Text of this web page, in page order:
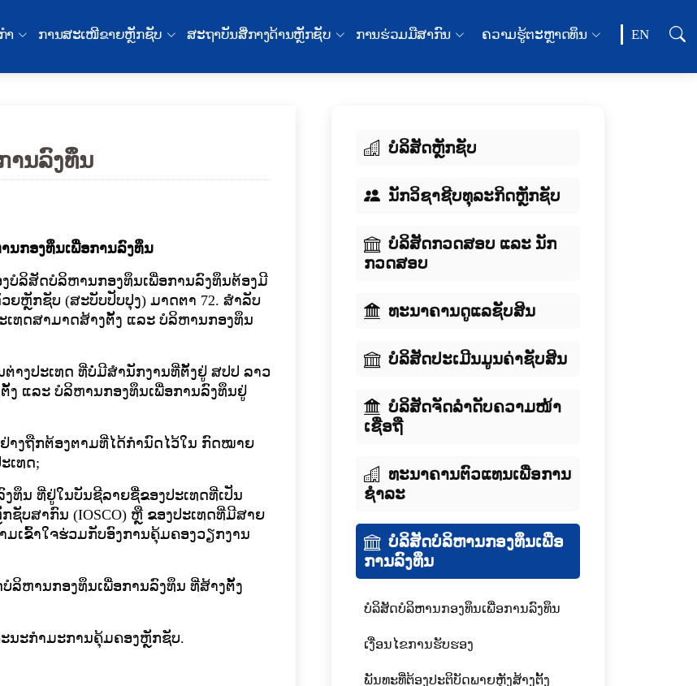
າ ການສະເໜີຂາຍຫຼັກຊັບ ສະຖາບັນສື່ກາງດ້ານຫຼັກຊັບ ການຮ່ວມມືສາກົນ ຄວາມຮູ້ຕະຫຼາດທຶນ EN
ານລົງທຶນ
ນກອງ​ທຶນ​ເພື່ອ​ການ​ລົງ​ທຶນ
ບໍລິສັດບໍລິຫານກອງທຶນເພື່ອການລົງທຶນ​ຕ້ອງ​ມີ
ຍຫຼັກຊັບ (ສະບັບປັບປຸງ) ມາດຕາ 72. ສໍາ​ລັບ
ທດ​ສາ​ມາດ​ສ້າງ​ຕັ້ງ​ ແລະ ບໍ​ລິ​ຫານກອງ​ທຶນ​
າງປະເທດ ທີ່ບໍ່ມີສໍານັກງານທີ່ຕັ້ງຢູ່ ສປປ ລາວ
ງ ແລະ ບໍລິຫານກອງທຶນເພື່ອການລົງທຶນຢູ່
າງຖືກຕ້ອງຕາມທີ່ໄດ້ກໍານົດໄວ້ໃນ ກົດໝາຍ
ເທດ;
ທຶນ ທີ່ຢູ່ໃນບັນຊີລາຍຊື່ຂອງປະ​ເທດ​ທີ່​ເປັນ​
ຊັບສາກົນ (IOSCO) ຫຼື ຂອງ​ປະ​ເທດທີ່ມີສາຍ
ເຂົ້າໃຈຮ່ວມກັບອົງການຄຸ້ມຄອງວຽກງານ
ຫານກອງທຶນເພື່ອການລົງທຶນ ທີ່ສ້າງຕັ້ງ
ນະກໍາມະການຄຸ້ມຄອງຫຼັກຊັບ.
ບໍລິສັດຫຼັກຊັບ
ນັກວິຊາຊີບທຸລະກິດຫຼັກຊັບ
ບໍລິສັດກວດສອບ ແລະ ນັກ
ກວດສອບ
ທະນາຄານດູແລຊັບສິນ
ບໍລິສັດປະເມີນມູນຄ່າຊັບສິນ
ບໍລິສັດຈັດລໍາດັບຄວາມໜ້າ
ເຊື່ອຖື
ທະນາຄານຕົວແທນເພື່ອການ
ຊໍາລະ
ບໍລິສັດບໍລິຫານກອງທຶນເພື່ອ
ການລົງທຶນ
ບໍລິສັດບໍລິຫານກອງທຶນເພື່ອການລົງທຶນ
ເງື່ອນໄຂການຮັບຮອງ
ພັນທະທີ່ຕ້ອງປະຕິບັດພາຍຫຼັງສ້າງຕັ້ງ